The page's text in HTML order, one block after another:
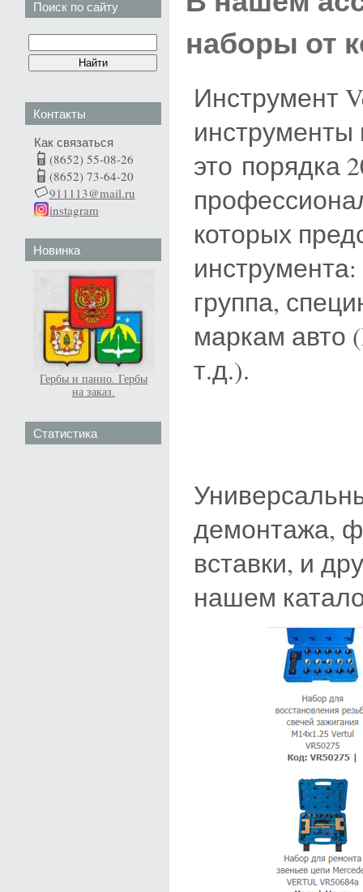
Поиск по сайту
Контакты
Как связаться
(8652) 55-08-26
(8652) 73-64-20
911113@mail.ru
instagram
Новинка
Гербы и панно. Гербы
на заказ.
Статистика
наборы от
Инструмент
инструменты
это порядка
которых
группа,
маркам авто
т.д.).
демонтажа,
вставки, и
нашем